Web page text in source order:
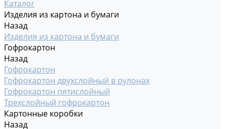
Каталог
Изделия из картона и бумаги
Назад
Изделия из картона и бумаги
Гофрокартон
Назад
Гофрокартон
Гофрокартон двухслойный в рулонах
Гофрокартон пятислойный
Трехслойный гофрокартон
Картонные коробки
Назад